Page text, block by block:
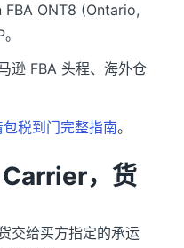
FBA ONT8 (Ontario,
逊 FBA 头程、海外仓
税到门完整指南。
，货
交给买方指定的承运